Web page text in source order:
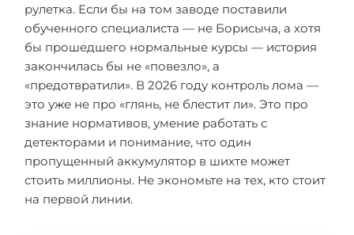
рулетка. Если бы на том заводе поставили
обученного специалиста — не Борисыча, а хотя
бы прошедшего нормальные курсы — история
закончилась бы не «повезло», а
«предотвратили». В 2026 году контроль лома —
это уже не про «глянь, не блестит ли». Это про
знание нормативов, умение работать с
детекторами и понимание, что один
пропущенный аккумулятор в шихте может
стоить миллионы. Не экономьте на тех, кто стоит
на первой линии.